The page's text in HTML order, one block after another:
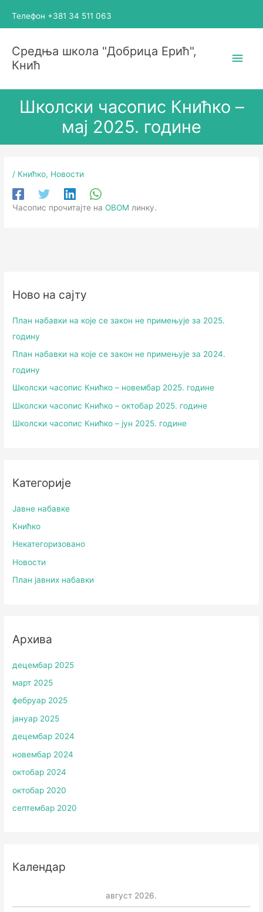
Телефон +381 34 511 063
Средња школа "Добрица Ерић",
Кнић
Школски часопис Книћко –
мај 2025. године
/ Книћко, Новости
Часопис прочитајте наОВОМ линку.
Ново на сајту
План набавки на које се закон не примењује за 2025.
годину
План набавки на које се закон не примењује за 2024.
годину
Школски часопис Книћко – новембар 2025. године
Школски часопис Книћко – октобар 2025. године
Школски часопис Книћко – јун 2025. године
Категорије
Јавне набавке
Книћко
Некатегоризовано
Новости
План јавних набавки
Архива
децембар 2025
март 2025
фебруар 2025
јануар 2025
децембар 2024
новембар 2024
октобар 2024
октобар 2020
септембар 2020
Календар
август 2026.